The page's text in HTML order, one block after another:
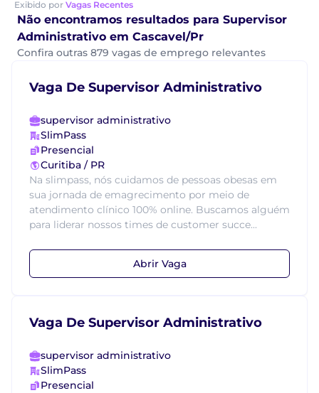
Exibido por Vagas Recentes
Não encontramos resultados para Supervisor
Administrativo em Cascavel/Pr
Confira outras 879 vagas de emprego relevantes
Vaga De Supervisor Administrativo
supervisor administrativo
SlimPass
Presencial
Curitiba / PR
Na slimpass, nós cuidamos de pessoas obesas em
sua jornada de emagrecimento por meio de
atendimento clínico 100% online. Buscamos alguém
para liderar nossos times de customer succe...
Abrir Vaga
Vaga De Supervisor Administrativo
supervisor administrativo
SlimPass
Presencial